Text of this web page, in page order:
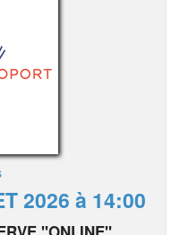
2026 à 14:00